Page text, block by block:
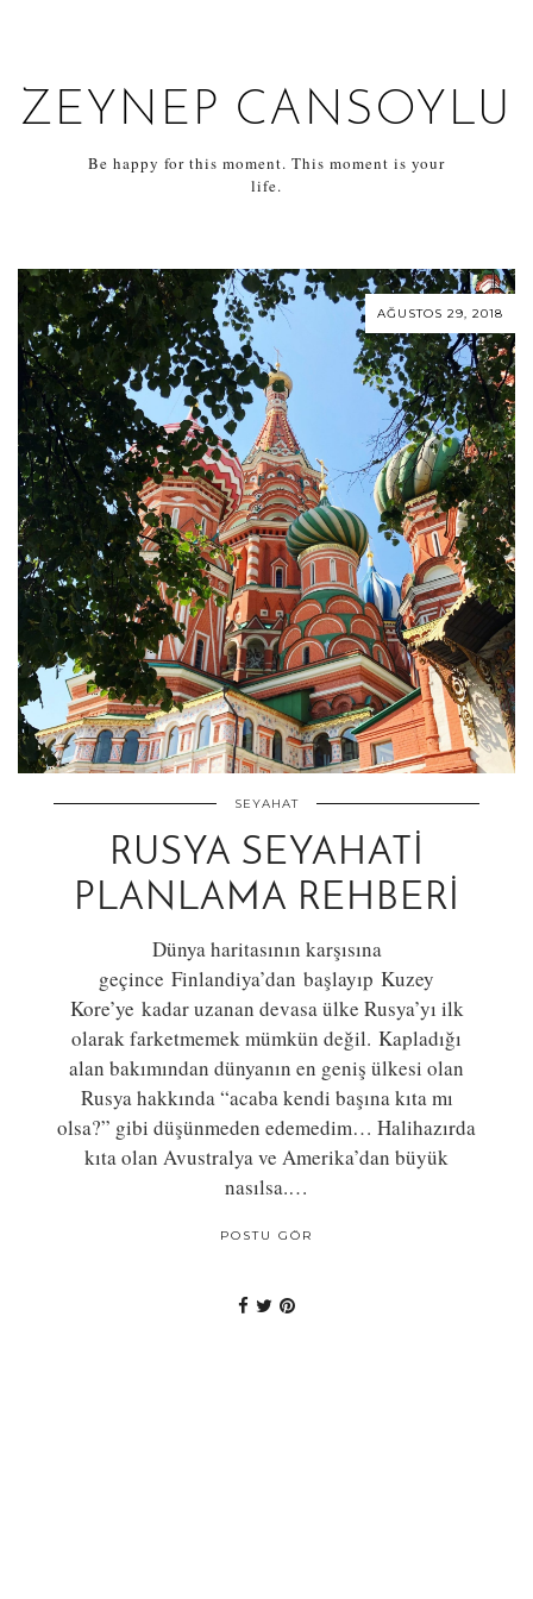
ZEYNEP CANSOYLU
Be happy for this moment. This moment is your
life.
AĞUSTOS 29, 2018
SEYAHAT
RUSYA SEYAHATI
PLANLAMA REHBERI
Dünya haritasının karşısına
geçince Finlandiya’dan başlayıp Kuzey
Kore’ye kadar uzanan devasa ülke Rusya’yı ilk
olarak farketmemek mümkün değil. Kapladığı
alan bakımından dünyanın en geniş ülkesi olan
Rusya hakkında “acaba kendi başına kıta mı
olsa?” gibi düşünmeden edemedim… Halihazırda
kıta olan Avustralya ve Amerika’dan büyük
nasılsa.…
POSTU GÖR